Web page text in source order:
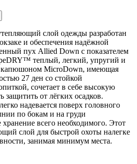
слой одежды разработан
и обеспечения надёжной
пух Allied Down с показателем
теплый, легкий, упругий и
капюшоном MicroDown, имеющая
27 ден со стойкой
сочетает в себе высокую
защитить от лёгких осадков.
надевается поверх головного
по бокам и на груди
всего необходимого. Этот
слой для быстрой охоты налегке
занимая минимум места.